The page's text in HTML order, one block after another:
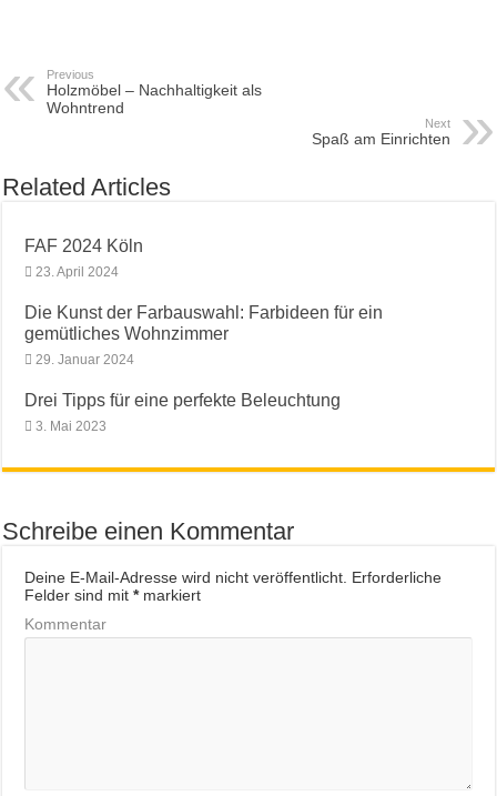
Previous
Holzmöbel – Nachhaltigkeit als
Wohntrend
Next
Spaß am Einrichten
Related Articles
FAF 2024 Köln
23. April 2024
Die Kunst der Farbauswahl: Farbideen für ein
gemütliches Wohnzimmer
29. Januar 2024
Drei Tipps für eine perfekte Beleuchtung
3. Mai 2023
Schreibe einen Kommentar
Deine E-Mail-Adresse wird nicht veröffentlicht. Erforderliche
Felder sind mit*markiert
Kommentar